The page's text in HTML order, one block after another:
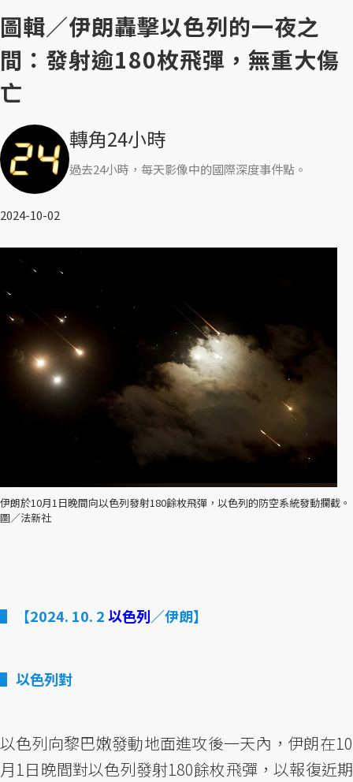
圖輯／伊朗轟擊以色列的一夜之
間：發射逾180枚飛彈，無重大傷
亡
轉角24小時
過去24小時，每天影像中的國際深度事件點。
2024-10-02
伊朗於10月1日晚間向以色列發射180餘枚飛彈，以色列的防空系統發動攔截。
圖／法新社
【2024. 10. 2以色列／伊朗】
以色列對
以色列向黎巴嫩發動地面進攻後一天內，伊朗在10
月1日晚間對以色列發射180餘枚飛彈，以報復近期